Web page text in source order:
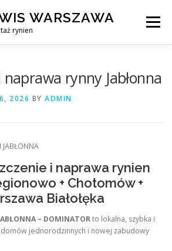
WARSZAWA
rynien
Menu
naprawa rynny Jabłonna
2026 BY ADMIN
JABŁONNA
i naprawa rynien
+ Chotomów +
Białołęka
– DOMINATORto lokalna, szybka i
domów jednorodzinnych i nowej zabudowy